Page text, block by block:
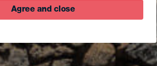
Agree and close